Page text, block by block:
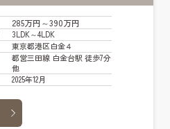
285万円～390万円
3LDK～4LDK
東京都港区白金４
都営三田線 白金台駅 徒歩7分
他
2025年12月